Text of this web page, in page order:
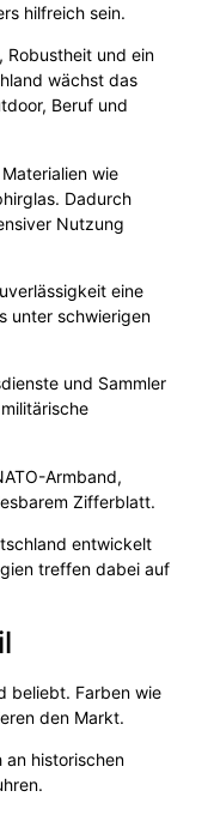
hilfreich sein.
Robustheit und ein
wächst das
Beruf und
wie
Dadurch
Nutzung
eine
unter schwierigen
und Sammler
Armband,
Zifferblatt.
entwickelt
treffen dabei auf
beliebt. Farben wie
den Markt.
an historischen